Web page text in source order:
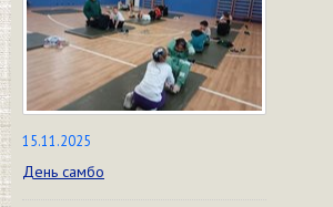
15.11.2025
День самбо